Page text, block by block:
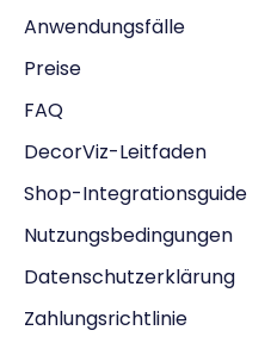
Anwendungsfälle
Preise
FAQ
DecorViz-Leitfaden
Shop-Integrationsguide
Nutzungsbedingungen
Datenschutzerklärung
Zahlungsrichtlinie